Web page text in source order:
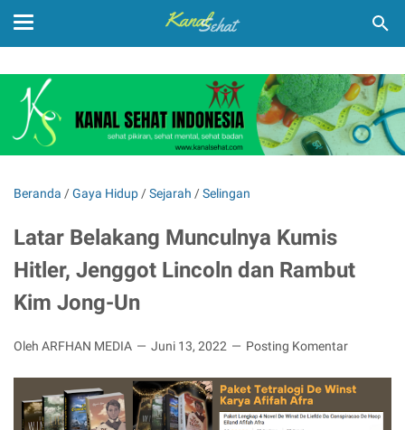
Beranda /Gaya Hidup /Sejarah /Selingan
Latar Belakang Munculnya Kumis
Hitler, Jenggot Lincoln dan Rambut
Kim Jong-Un
Oleh ARFHAN MEDIA Juni 13, 2022 Posting Komentar